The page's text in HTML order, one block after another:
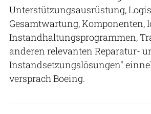
Unterstützungsausrüstung,
Gesamtwartung, Komponenten,
Instandhaltungsprogrammen,
anderen relevanten Reparatur-
Instandsetzungslösungen"
versprach Boeing.